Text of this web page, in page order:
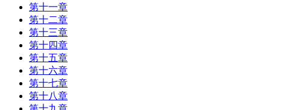
第十一章
第十二章
第十三章
第十四章
第十五章
第十六章
第十七章
第十八章